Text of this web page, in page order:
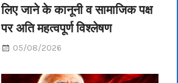
लिए जाने के कानूनी व सामाजिक पक्ष
पर अति महत्वपूर्ण विश्लेषण
05/08/2026